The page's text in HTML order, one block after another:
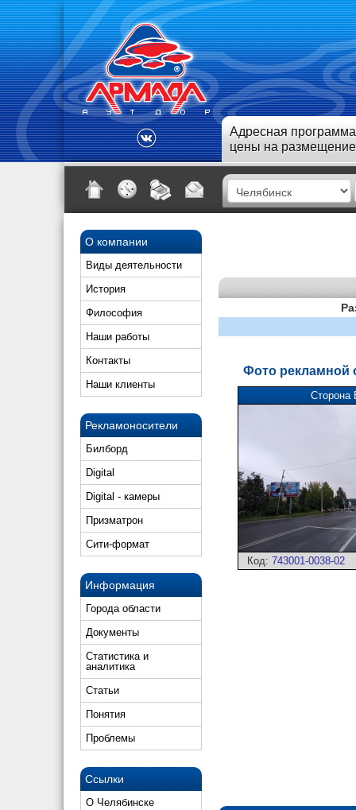
Адресная
цены на размещение
О компании
Виды деятельности
История
Философия
Наши работы
Контакты
Наши клиенты
Рекламоносители
Билборд
Digital
Digital - камеры
Призматрон
Сити-формат
Информация
Города области
Документы
Статистика и
аналитика
Статьи
Понятия
Проблемы
Ссылки
О Челябинске
Фото рекламной
Сторона
Код: 743001-0038-02